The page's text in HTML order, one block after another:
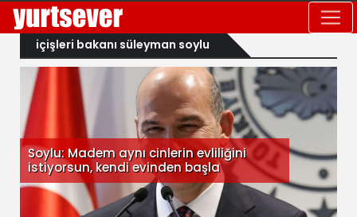
içişleri bakanı süleyman soylu
Soylu: Madem aynı cinlerin evliliğini
istiyorsun, kendi evinden başla